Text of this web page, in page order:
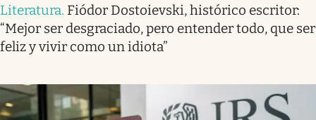
Literatura. Fiódor Dostoievski, histórico escritor:
“Mejor ser desgraciado, pero entender todo, que ser
feliz y vivir como un idiota”